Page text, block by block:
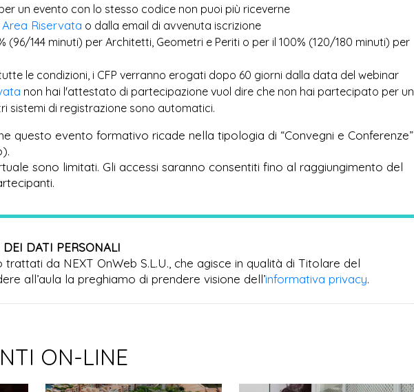
un evento con lo stesso codice non puoi più riceverne
Area Riservata o dalla email di avvenuta iscrizione
(96/144 minuti) per Architetti, Geometri e Periti o per il 100% (120/180 minuti) per
le condizioni, i CFP verranno erogati dopo 60 giorni dalla data del webinar
non hai l'attestato di partecipazione vuol dire che non hai partecipato per un
sistemi di registrazione sono automatici.
questo evento formativo ricade nella tipologia di “Convegni e Conferenze”
sono limitati. Gli accessi saranno consentiti fino al raggiungimento del
DATI PERSONALI
da NEXT OnWeb S.L.U., che agisce in qualità di Titolare del
all’aula la preghiamo di prendere visione dell’informativa privacy.
ON-LINE